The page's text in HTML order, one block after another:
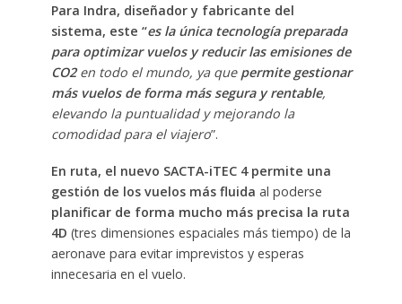
Para Indra, diseñador y fabricante del
sistema, este “es la única tecnología preparada
para optimizar vuelos y reducir las emisiones de
CO2en todo el mundo, ya quepermite gestionar
más vuelos de forma más segura y rentable,
elevando la puntualidad y mejorando la
comodidad para el viajero”.
En ruta, el nuevo SACTA-iTEC 4 permite una
gestión de los vuelos más fluida al poderse
planificar de forma mucho más precisa la ruta
4D (tres dimensiones espaciales más tiempo) de la
aeronave para evitar imprevistos y esperas
innecesaria en el vuelo.